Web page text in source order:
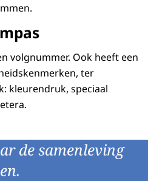
volgnummer. Ook heeft een
ter
kleurendruk, speciaal
de samenleving